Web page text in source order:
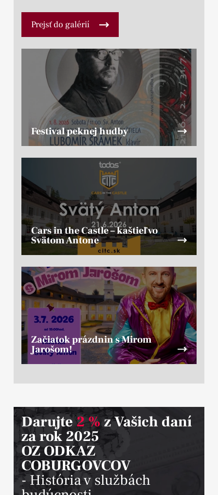
Prejsť do galérií
Festival peknej hudby
Cars in the Castle – kaštieľ vo
Svätom Antone
Začiatok prázdnin s Mirom
Jarošom!
Darujte2 %z Vašich daní
za rok 2025
OZ ODKAZ
COBURGOVCOV
- História v službách